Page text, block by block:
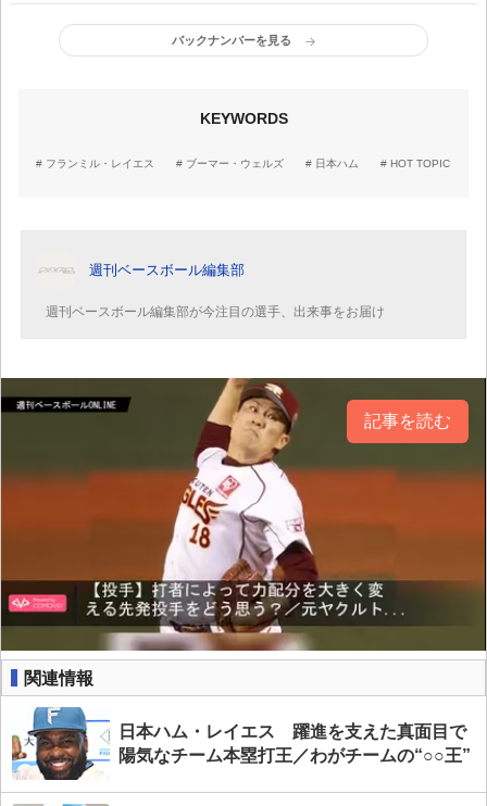
ラ賞」受賞記念グッズ、1
月7日から再受注販売
バックナンバーを見る
KEYWORDS
フランミル・レイエス ブーマー・ウェルズ 日本ハム HOT TOPIC
週刊ベースボール編集部
週刊ベースボール編集部が今注目の選手、出来事をお届け
記事を読む
関連情報
日本ハム・レイエス 躍進を支えた真面目で
陽気なチーム本塁打王／わがチームの“○○王”